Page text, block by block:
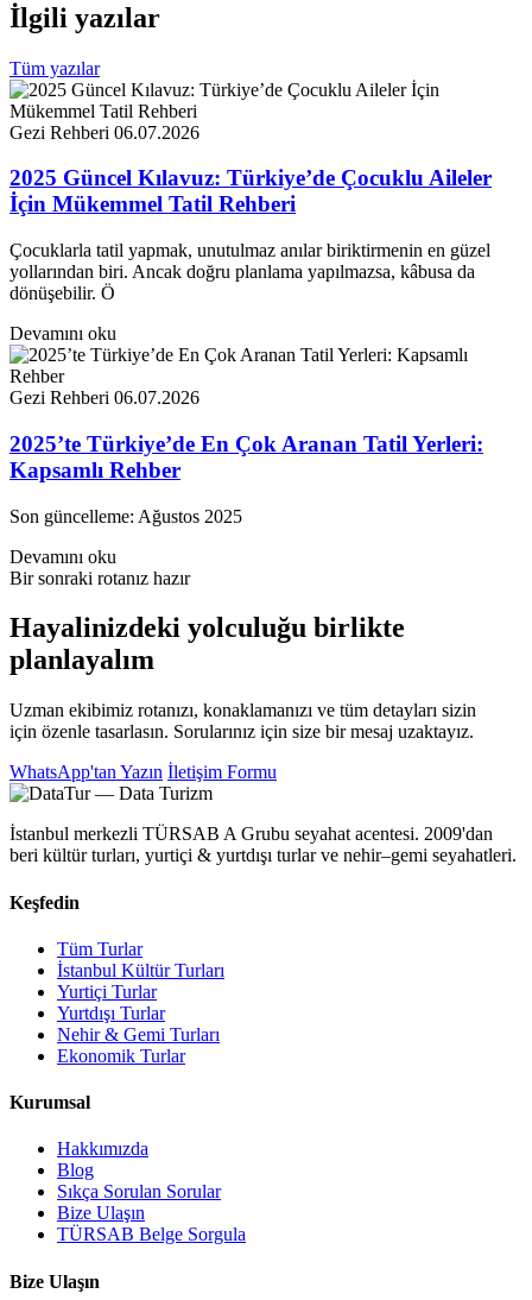
İlgili yazılar
Tüm yazılar
Gezi Rehberi 06.07.2026
2025 Güncel Kılavuz: Türkiye’de Çocuklu Aileler
İçin Mükemmel Tatil Rehberi
Çocuklarla tatil yapmak, unutulmaz anılar biriktirmenin en güzel
yollarından biri. Ancak doğru planlama yapılmazsa, kâbusa da
dönüşebilir. Ö
Devamını oku
Gezi Rehberi 06.07.2026
2025’te Türkiye’de En Çok Aranan Tatil Yerleri:
Kapsamlı Rehber
Son güncelleme: Ağustos 2025
Devamını oku
Bir sonraki rotanız hazır
Hayalinizdeki yolculuğu birlikte
planlayalım
Uzman ekibimiz rotanızı, konaklamanızı ve tüm detayları sizin
için özenle tasarlasın. Sorularınız için size bir mesaj uzaktayız.
WhatsApp'tan Yazın İletişim Formu
İstanbul merkezli TÜRSAB A Grubu seyahat acentesi. 2009'dan
beri kültür turları, yurtiçi & yurtdışı turlar ve nehir–gemi seyahatleri.
Keşfedin
Tüm Turlar
İstanbul Kültür Turları
Yurtiçi Turlar
Yurtdışı Turlar
Nehir & Gemi Turları
Ekonomik Turlar
Kurumsal
Hakkımızda
Blog
Sıkça Sorulan Sorular
Bize Ulaşın
TÜRSAB Belge Sorgula
Bize Ulaşın